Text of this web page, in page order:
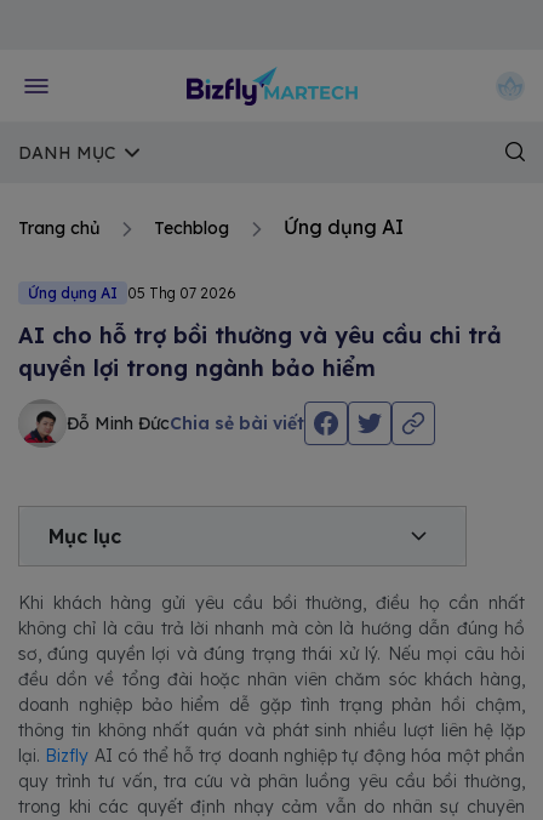
DANH MỤC
Trang chủ Techblog Ứng dụng AI
Ứng dụng AI 05 Thg 07 2026
AI cho hỗ trợ bồi thường và yêu cầu chi trả
quyền lợi trong ngành bảo hiểm
Đỗ Minh ĐứcChia sẻ bài viết
Mục lục
Khi khách hàng gửi yêu cầu bồi thường, điều họ cần nhất
không chỉ là câu trả lời nhanh mà còn là hướng dẫn đúng hồ
sơ, đúng quyền lợi và đúng trạng thái xử lý. Nếu mọi câu hỏi
đều dồn về tổng đài hoặc nhân viên chăm sóc khách hàng,
doanh nghiệp bảo hiểm dễ gặp tình trạng phản hồi chậm,
thông tin không nhất quán và phát sinh nhiều lượt liên hệ lặp
lại. Bizfly AI có thể hỗ trợ doanh nghiệp tự động hóa một phần
quy trình tư vấn, tra cứu và phân luồng yêu cầu bồi thường,
trong khi các quyết định nhạy cảm vẫn do nhân sự chuyên